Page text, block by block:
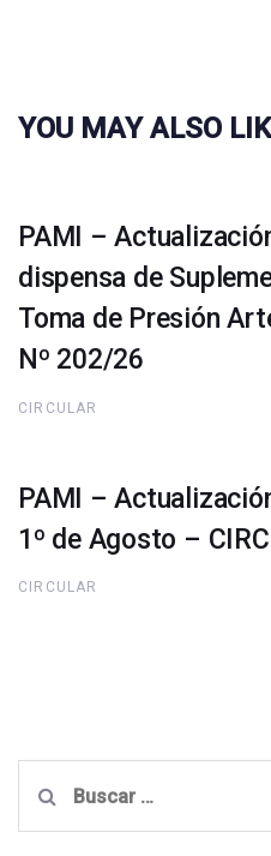
YOU MAY ALSO
PAMI –
dispensa de
Toma de Presión
Nº 202/26
CIRCULAR
PAMI –
1º de Agosto –
CIRCULAR